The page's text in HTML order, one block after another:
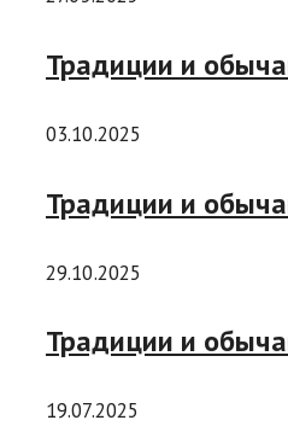
Традиции и
03.10.2025
Традиции и
29.10.2025
Традиции и
19.07.2025